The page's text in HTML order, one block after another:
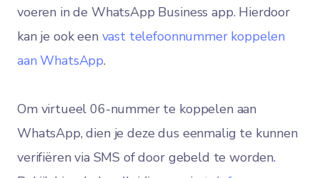
voeren in de WhatsApp Business app. Hierdoor
kan je ook een vast telefoonnummer koppelen
aan WhatsApp.
Om virtueel 06-nummer te koppelen aan
WhatsApp, dien je deze dus eenmalig te kunnen
verifiëren via SMS of door gebeld te worden.